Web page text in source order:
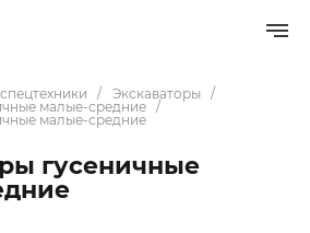
Экскаваторы
малые-средние
малые-средние
гусеничные